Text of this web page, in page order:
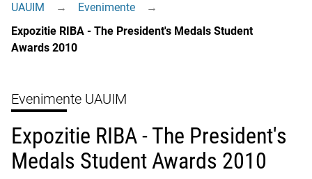
UAUIM → Evenimente
→
Expozitie RIBA - The President's Medals Student
Awards 2010
Evenimente UAUIM
Expozitie RIBA - The President's
Medals Student Awards 2010